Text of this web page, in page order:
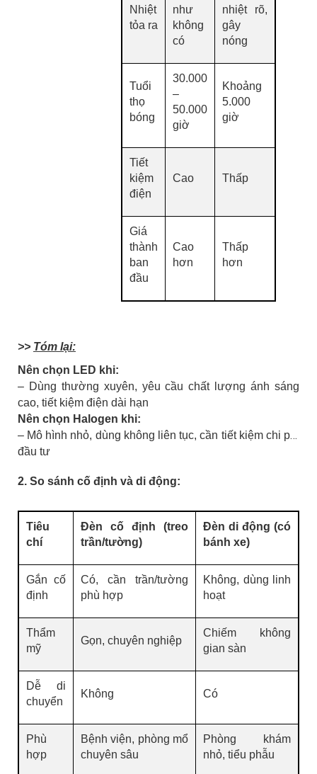
Nhiệt
tỏa ra
như
không
có
nhiệt rõ,
gây
nóng
Tuổi
thọ
bóng
30.000
–
50.000
giờ
Khoảng
5.000
giờ
Tiết
kiệm
điện
Cao Thấp
Giá
thành
ban
đầu
Cao
hơn
Thấp
hơn
>> Tóm lại:
Nên chọn LED khi:
– Dùng thường xuyên, yêu cầu chất lượng ánh sáng
cao, tiết kiệm điện dài hạn
Nên chọn Halogen khi:
– Mô hình nhỏ, dùng không liên tục, cần tiết kiệm chi phí
đầu tư
2. So sánh cố định và di động:
Tiêu
chí
Đèn cố định (treo
trần/tường)
Đèn di động (có
bánh xe)
Gắn cố
định
Có, cần trần/tường
phù hợp
Không, dùng linh
hoạt
Thẩm
mỹ
Gọn, chuyên nghiệp
Chiếm không
gian sàn
Dễ di
chuyển
Không Có
Phù
hợp
Bệnh viện, phòng mổ
chuyên sâu
Phòng khám
nhỏ, tiểu phẫu